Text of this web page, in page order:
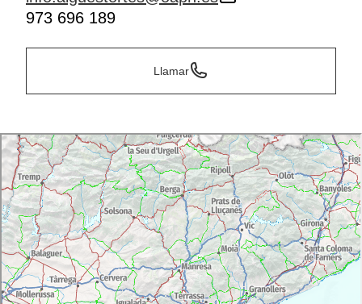
973 696 189
Llamar